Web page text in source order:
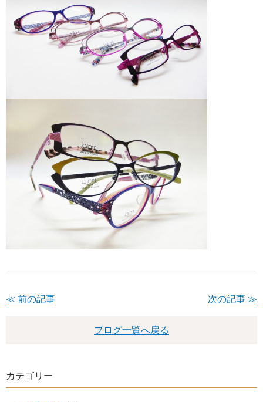
≪ 前の記事 次の記事 ≫
ブログ一覧へ戻る
カテゴリー